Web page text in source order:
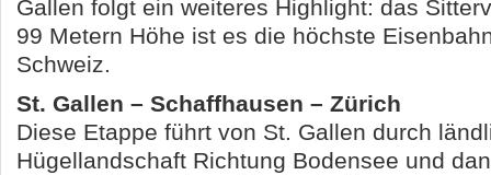
Gallen folgt ein weiteres Highlight: das
99 Metern Höhe ist es die höchste
Schweiz.
St. Gallen – Schaffhausen – Zürich
Diese Etappe führt von St. Gallen durch
Hügellandschaft Richtung Bodensee und